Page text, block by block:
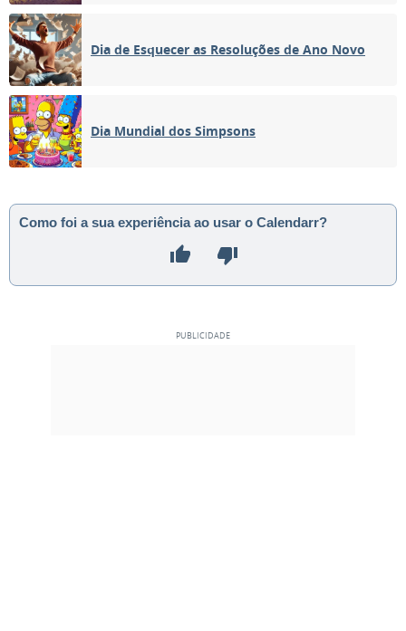
Dia de Esquecer as Resoluções de Ano Novo
Dia Mundial dos Simpsons
Como foi a sua experiência ao usar o Calendarr?